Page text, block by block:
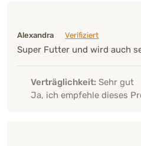
Alexandra
Verifiziert
Super Futter und wird auch
Verträglichkeit: Sehr gut
Ja, ich empfehle dieses